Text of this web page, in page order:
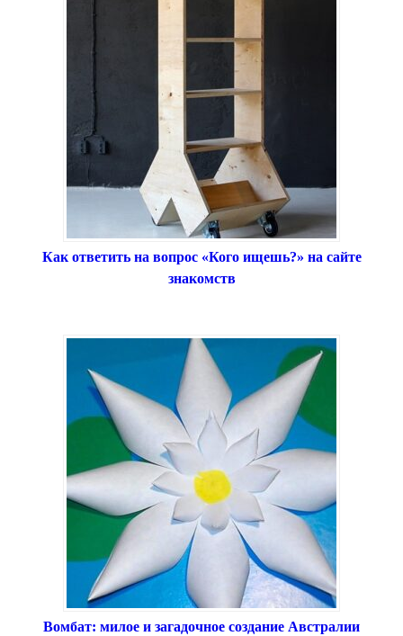
Как ответить на вопрос «Кого ищешь?» на сайте
знакомств
Вомбат: милое и загадочное создание Австралии